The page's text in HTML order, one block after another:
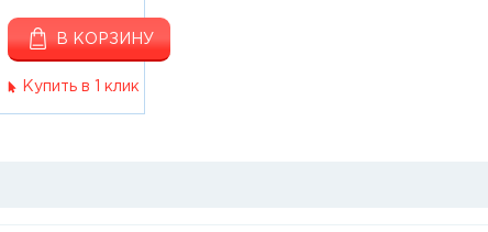
В КОРЗИНУ
Купить в 1 клик